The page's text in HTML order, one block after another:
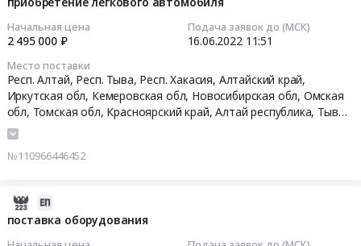
Начальная цена
2 495 000 ₽
Подача заявок до (МСК)
16.06.2022 11:51
Место поставки
Респ. Алтай, Респ. Тыва, Респ. Хакасия, Алтайский край,
Иркутская обл, Кемеровская обл, Новосибирская обл, Омская
обл, Томская обл, Красноярский край,Алтай республика, Тыва
республика
область
Омская область
№110966446452
поставка оборудования